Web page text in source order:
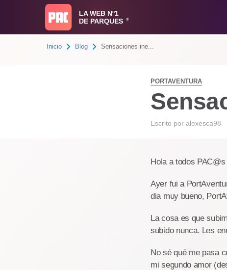
LA WEB Nº1
DE PARQUES
®
Inicio Blog Sensaciones ine...
PORTAVENTURA
Escrito por alexesca98
Hola a todos
Ayer fui a
dia muy bueno,
La cosa es que
subido nunca. Les
No sé qué me pasa
mi segundo amor